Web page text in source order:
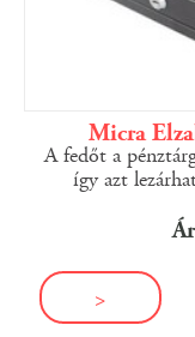
Micra
A fedőt a
így azt
>